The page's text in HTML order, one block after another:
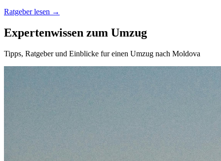
Ratgeber lesen →
Expertenwissen zum Umzug
Tipps, Ratgeber und Einblicke fur einen Umzug nach Moldova